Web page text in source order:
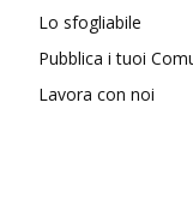
Lo sfogliabile
Pubblica i tuoi
Lavora con noi